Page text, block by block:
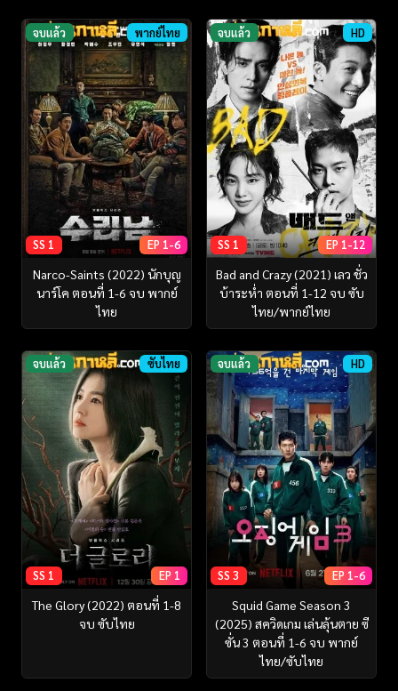
จบแล้ว พากย์ไทย
SS 1 EP 1-6
Narco-Saints (2022) นักบุญ
นาร์โค ตอนที่ 1-6 จบ พากย์
ไทย
จบแล้ว HD
SS 1 EP 1-12
Bad and Crazy (2021) เลว ชั่ว
บ้าระห่ำ ตอนที่ 1-12 จบ ซับ
ไทย/พากย์ไทย
จบแล้ว ซับไทย
SS 1 EP 1
The Glory (2022) ตอนที่ 1-8
จบ ซับไทย
จบแล้ว HD
SS 3 EP 1-6
Squid Game Season 3
(2025) สควิดเกม เล่นลุ้นตาย ซี
ซั่น 3 ตอนที่ 1-6 จบ พากย์
ไทย/ซับไทย